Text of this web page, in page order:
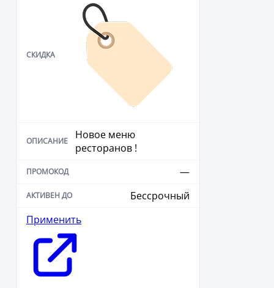
Новое меню
ресторанов !
—
Бессрочный
Применить